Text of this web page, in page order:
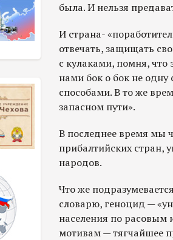
была. И нельзя
И страна-
отвечать, защищать
с кулаками, помня,
нами бок о бок не
способами. В то же
запасном пути».
В последнее время мы
прибалтийских стран,
народов.
Что же
словарю, геноцид —
населения по
мотивам — тягчайшее